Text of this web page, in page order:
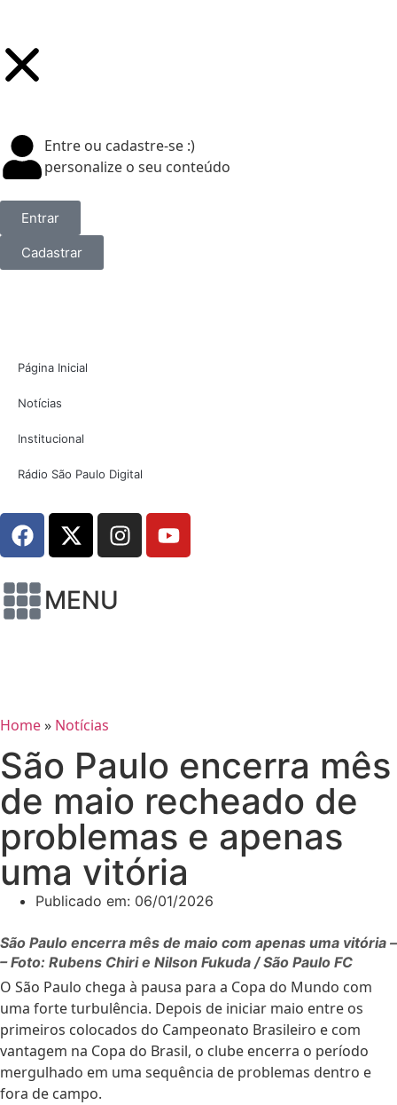
Entre ou cadastre-se :)
personalize o seu conteúdo
Entrar
Cadastrar
Página Inicial
Notícias
Institucional
Rádio São Paulo Digital
MENU
Home» Notícias
São Paulo encerra mês
de maio recheado de
problemas e apenas
uma vitória
Publicado em: 06/01/2026
São Paulo encerra mês de maio com apenas uma vitória –
– Foto: Rubens Chiri e Nilson Fukuda / São Paulo FC
O São Paulo chega à pausa para a Copa do Mundo com
uma forte turbulência. Depois de iniciar maio entre os
primeiros colocados do Campeonato Brasileiro e com
vantagem na Copa do Brasil, o clube encerra o período
mergulhado em uma sequência de problemas dentro e
fora de campo.